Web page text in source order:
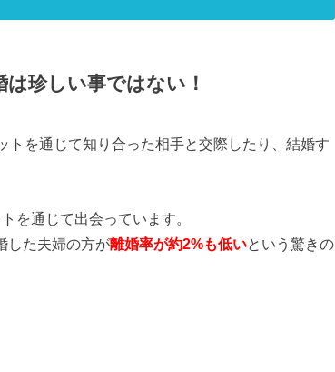
珍しい事ではない！
を通じて知り合った相手と交際したり、結婚す
を通じて出会っています。
した夫婦の方が離婚率が約2%も低いという驚きの